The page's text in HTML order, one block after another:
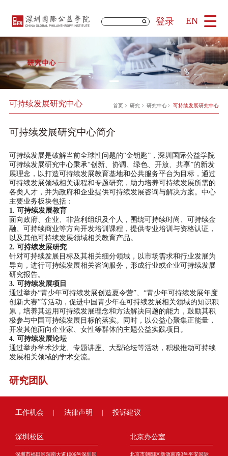
登录 EN
可持续发展研究中心 首页 研究 研究中心 可持续发展研究中心
可持续发展研究中心简介
可持续发展是破解当前全球性问题的“金钥匙”，深圳国际公益学院
可持续发展研究中心秉承“创新、协调、绿色、开放、共享”的新发
展理念，以打造可持续发展教育基地和公共服务平台为目标，通过
可持续发展领域相关课程和专题研究，助力培养可持续发展所需的
各类人才，并为政府和企业提供可持续发展咨询与解决方案。中心
主要业务板块包括：
1. 可持续发展教育
面向政府、企业、非营利组织及个人，围绕可持续时尚、可持续金
融、可持续商业等方向开发培训课程，提供专业培训与资格认证，
以及其他可持续发展领域相关教育产品。
2. 可持续发展研究
针对可持续发展目标及其相关细分领域，以市场需求和行业发展为
导向，进行可持续发展相关咨询服务，形成行业或企业可持续发展
研究报告。
3. 可持续发展项目
通过举办“青少年可持续发展创造夏令营”、“青少年可持续发展年度
创新大赛”等活动，促进中国青少年在可持续发展相关领域的知识积
累，培养其运用可持续发展理念和方法解决问题的能力，鼓励其积
极参与中国可持续发展目标的落实。同时，以公益心聚集正能量，
开发其他面向企业家、女性等群体的主题公益实践项目。
4. 可持续发展论坛
通过举办学术沙龙、专题讲座、大型论坛等活动，积极推动可持续
发展相关领域的学术交流。
研究团队
工作机会 | 法律声明 | 投诉建议
深圳校区
深圳市福田区深南大道1006号深圳国
北京办公室
北京市朝阳区新源南路3号平安国际